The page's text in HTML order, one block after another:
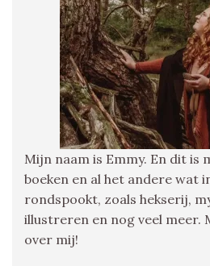
Mijn naam is Emmy. En dit is
boeken en al het andere wat
rondspookt, zoals hekserij,
illustreren en nog veel meer.
over mij!